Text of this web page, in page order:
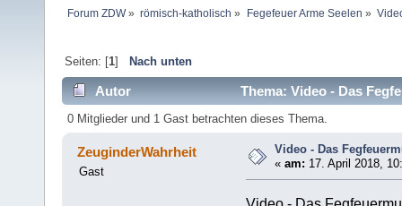
Forum ZDW» römisch-katholisch » Fegefeuer Arme Seelen »
Seiten: [1] Nach unten
Autor Thema: Video - Das
0 Mitglieder und 1 Gast betrachten dieses Thema.
ZeuginderWahrheit
Gast
Video - Das
«am: 17. April 2018,